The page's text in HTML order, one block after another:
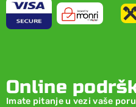
Online
Imate pitanje u vezi vaše